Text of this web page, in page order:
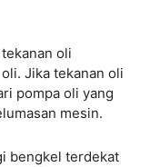
oli
Jika tekanan oli
pompa oli yang
mesin.
bengkel terdekat